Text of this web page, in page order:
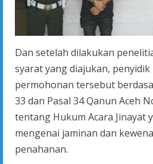
Dan setelah dilakukan
syarat yang diajukan,
permohonan tersebut
33 dan Pasal 34 Qanun Aceh
tentang Hukum Acara Jinayat
mengenai jaminan dan
penahanan.